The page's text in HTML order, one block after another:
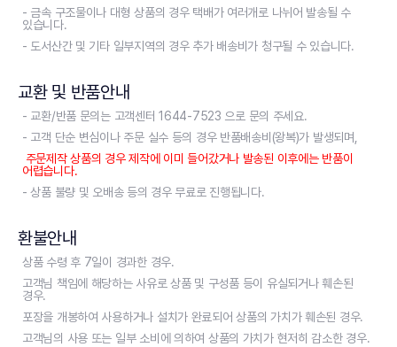
- 금속 구조물이나 대형 상품의 경우 택배가 여러개로 나뉘어 발송될 수
있습니다.
- 도서산간 및 기타 일부지역의 경우 추가 배송비가 청구될 수 있습니다.
교환 및 반품안내
- 교환/반품 문의는 고객센터 1644-7523 으로 문의 주세요.
- 고객 단순 변심이나 주문 실수 등의 경우 반품배송비(왕복)가 발생되며,
주문제작 상품의 경우 제작에 이미 들어갔거나 발송된 이후에는 반품이
어렵습니다.
- 상품 불량 및 오배송 등의 경우 무료로 진행됩니다.
환불안내
상품 수령 후 7일이 경과한 경우.
고객님 책임에 해당하는 사유로 상품 및 구성품 등이 유실되거나 훼손된
경우.
포장을 개봉하여 사용하거나 설치가 완료되어 상품의 가치가 훼손된 경우.
고객님의 사용 또는 일부 소비에 의하여 상품의 가치가 현저히 감소한 경우.